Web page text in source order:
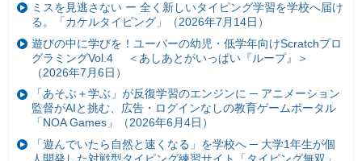
ミスを見逃さない ー 全く新しいタイピング学習を学校へ届け
る。「カケルタイピング」（2026年7月14日）
遊びの中に学びを！ユーバーの幼児・低学年向けScratchプロ
グラミングVol.4 ＜あしあとがいっぱい『ループ』＞
（2026年7月6日）
「あそぶ＋学ぶ」が反復学習のエンジンに ─ アニメーション
監督がAIと挑む、広告・ログインなしの教育ゲームポータル
「NOA Games」（2026年6月4日）
「遊んでいたら自然と速くなる」を学校へ ─ 大学1年生が個